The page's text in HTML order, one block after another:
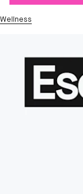
Wellness